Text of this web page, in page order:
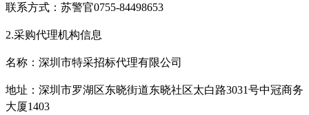
联系方式：苏警官0755-84498653
2.采购代理机构信息
名称：深圳市特采招标代理有限公司
地址：深圳市罗湖区东晓街道东晓社区太白路3031号中冠商务
大厦1403